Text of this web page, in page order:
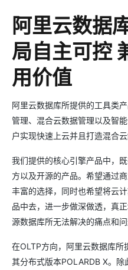
阿里云数据
局自主可控
用价值
阿里云数据库所提供的工具类
管理、混合云数据管理以及智
户实现快速上云并且打造混合云
我们提供的核心引擎产品中，
方以及开源的产品。希望通过
丰富的选择，同时也希望将云
品中去，进一步做深做透，真
源数据库所无法解决的痛点和问
在OLTP方向，阿里云数据库所
其分布式版本POLARDB X。